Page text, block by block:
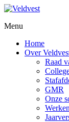
Menu
Home
Over
Raad
GMR
Onze